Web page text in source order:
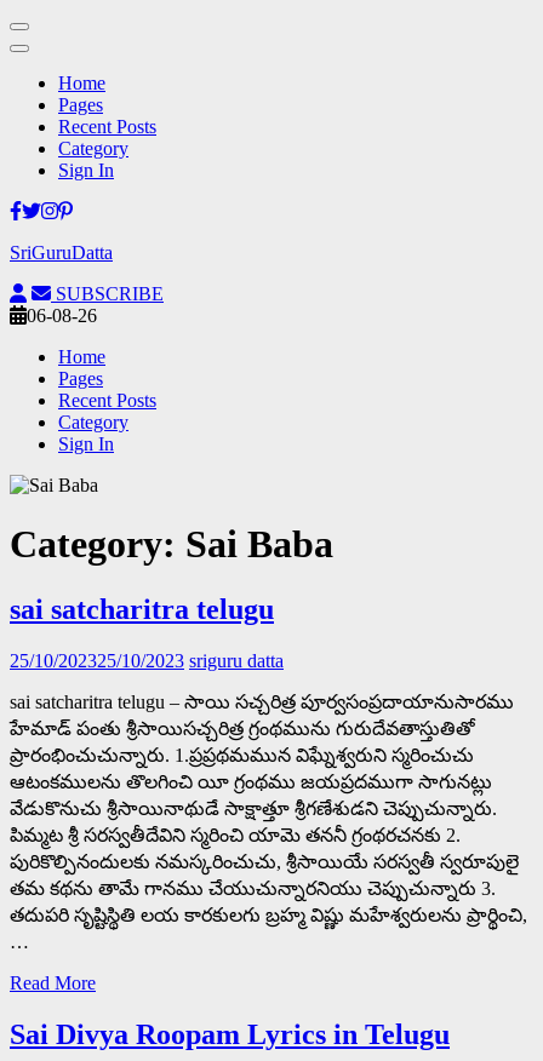
Home
Pages
Recent Posts
Category
Sign In
Skip
content
Enter)
SriGuruDatta
SUBSCRIBE
06-08-26
Home
Pages
Recent Posts
Category
Sign In
Category: Sai Baba
sai satcharitra telugu
25/10/202325/10/2023 sriguru datta
sai satcharitra telugu – సాయి సచ్చరిత్ర పూర్వసంప్రదాయానుసారము
హేమాడ్ పంతు శ్రీసాయిసచ్చరిత్ర గ్రంథమును గురుదేవతాస్తుతితో
ప్రారంభించుచున్నారు. 1.ప్రప్రథమమున విఘ్నేశ్వరుని స్మరించుచు
ఆటంకములను తొలగించి యీ గ్రంథము జయప్రదముగా సాగునట్లు
వేడుకొనుచు శ్రీసాయినాథుడే సాక్షాత్తూ శ్రీగణేశుడని చెప్పుచున్నారు.
పిమ్మట శ్రీ సరస్వతీదేవిని స్మరించి యామె తననీ గ్రంథరచనకు 2.
పురికొల్పినందులకు నమస్కరించుచు, శ్రీసాయియే సరస్వతీ స్వరూపులై
తమ కథను తామే గానము చేయుచున్నారనియు చెప్పుచున్నారు 3.
తదుపరి సృష్టిస్థితి లయ కారకులగు బ్రహ్మ విష్ణు మహేశ్వరులను ప్రార్థించి,
…
Read More
Sai Divya Roopam Lyrics in Telugu